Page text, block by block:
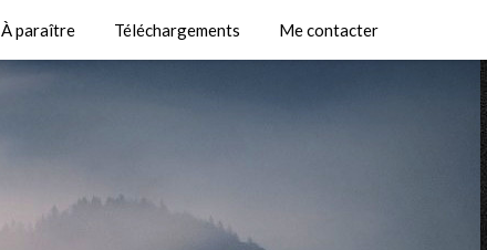
À paraître Téléchargements Me contacter